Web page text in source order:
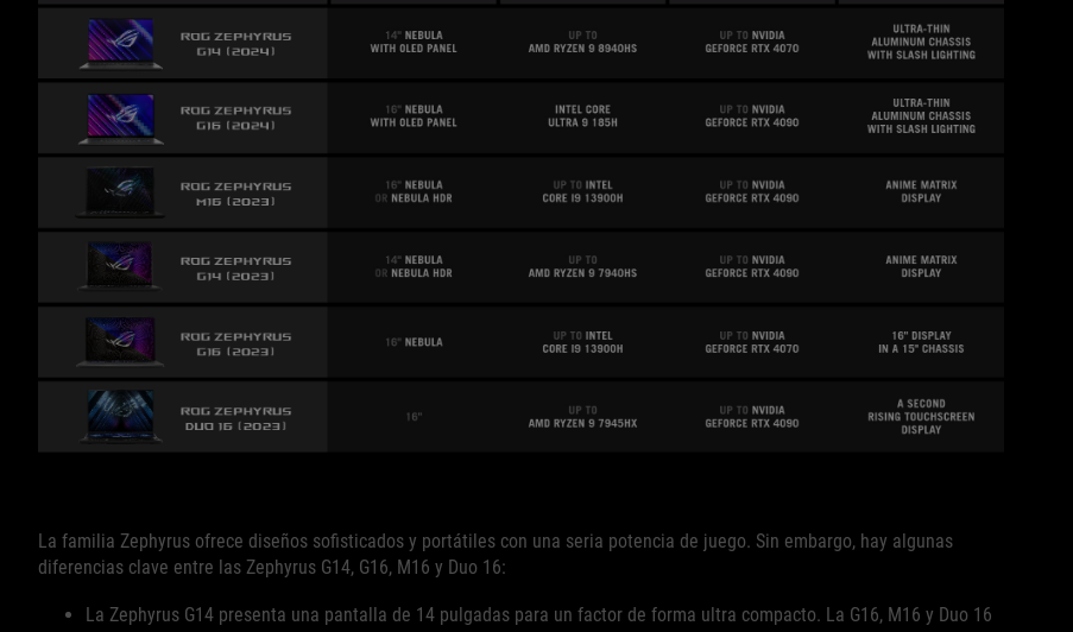
La familia Zephyrus ofrece diseños sofisticados y portátiles con una seria potencia de juego. Sin embargo, hay algunas
diferencias clave entre las Zephyrus G14, G16, M16 y Duo 16:
La Zephyrus G14 presenta una pantalla de 14 pulgadas para un factor de forma ultra compacto. La G16, M16 y Duo 16